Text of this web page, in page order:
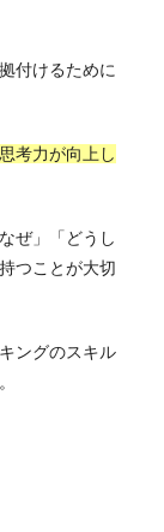
付けるために
考力が向上し
ぜ」「どうし
つことが大切
ングのスキル